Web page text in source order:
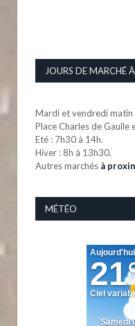
JOURS DE MARCHÉ
Mardi et vendredi matin
Place Charles de Gaulle
Eté : 7h30 à 14h.
Hiver : 8h à 13h30.
Autres marchés à
MÉTÉO